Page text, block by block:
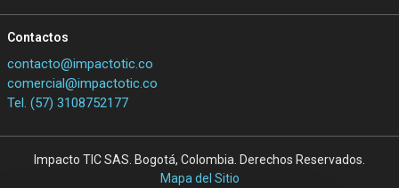
Contactos
contacto@impactotic.co
comercial@impactotic.co
Tel. (57) 3108752177
Impacto TIC SAS. Bogotá, Colombia. Derechos Reservados.
Mapa del Sitio